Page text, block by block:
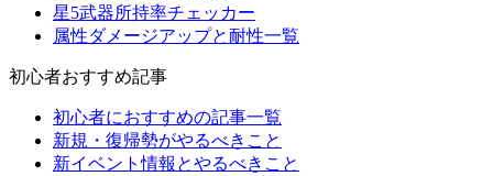
星5武器所持率チェッカー
属性ダメージアップと耐性一覧
初心者おすすめ記事
初心者におすすめの記事一覧
新規・復帰勢がやるべきこと
新イベント情報とやるべきこと